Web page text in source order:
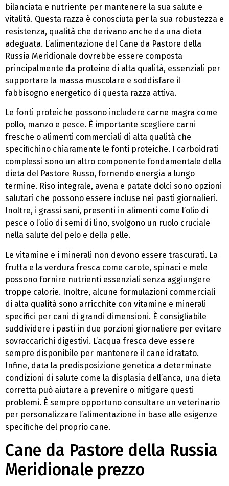
bilanciata e nutriente per mantenere la sua salute e
vitalità. Questa razza è conosciuta per la sua robustezza e
resistenza, qualità che derivano anche da una dieta
adeguata. L’alimentazione del Cane da Pastore della
Russia Meridionale dovrebbe essere composta
principalmente da proteine di alta qualità, essenziali per
supportare la massa muscolare e soddisfare il
fabbisogno energetico di questa razza attiva.
Le fonti proteiche possono includere carne magra come
pollo, manzo e pesce. È importante scegliere carni
fresche o alimenti commerciali di alta qualità che
specifichino chiaramente le fonti proteiche. I carboidrati
complessi sono un altro componente fondamentale della
dieta del Pastore Russo, fornendo energia a lungo
termine. Riso integrale, avena e patate dolci sono opzioni
salutari che possono essere incluse nei pasti giornalieri.
Inoltre, i grassi sani, presenti in alimenti come l’olio di
pesce o l’olio di semi di lino, svolgono un ruolo cruciale
nella salute del pelo e della pelle.
Le vitamine e i minerali non devono essere trascurati. La
frutta e la verdura fresca come carote, spinaci e mele
possono fornire nutrienti essenziali senza aggiungere
troppe calorie. Inoltre, alcune formulazioni commerciali
di alta qualità sono arricchite con vitamine e minerali
specifici per cani di grandi dimensioni. È consigliabile
suddividere i pasti in due porzioni giornaliere per evitare
sovraccarichi digestivi. L’acqua fresca deve essere
sempre disponibile per mantenere il cane idratato.
Infine, data la predisposizione genetica a determinate
condizioni di salute come la displasia dell’anca, una dieta
corretta può aiutare a prevenire o mitigare questi
problemi. È sempre opportuno consultare un veterinario
per personalizzare l’alimentazione in base alle esigenze
specifiche del proprio cane.
Cane da Pastore della Russia
Meridionale prezzo